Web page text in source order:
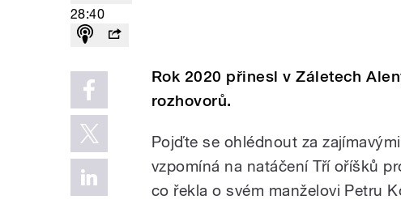
28:40
Rok 2020 přinesl v Záletech
rozhovorů.
Pojďte se ohlédnout za
vzpomíná na natáčení Tří oříšků
co řekla o svém manželovi Petru